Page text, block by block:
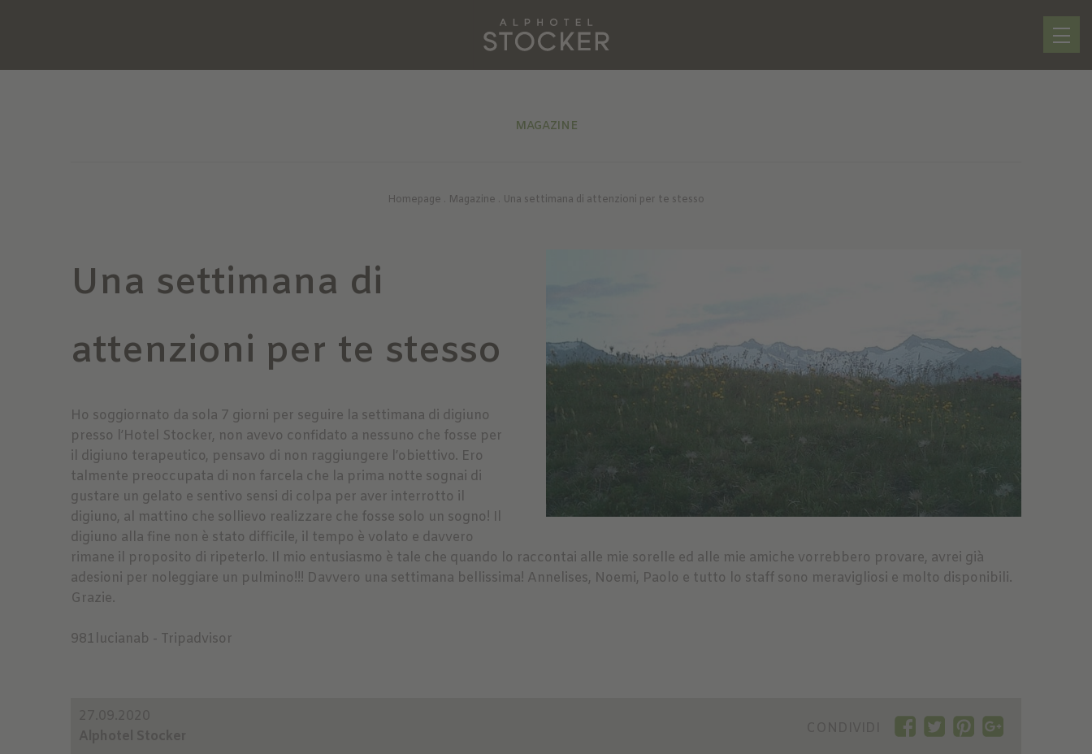
MAGAZINE
Homepage . Magazine . Una settimana di attenzioni per te stesso
Una settimana di
attenzioni per te stesso
Ho soggiornato da sola 7 giorni per seguire la settimana di digiuno
presso l’Hotel Stocker, non avevo confidato a nessuno che fosse per
il digiuno terapeutico, pensavo di non raggiungere l’obiettivo. Ero
talmente preoccupata di non farcela che la prima notte sognai di
gustare un gelato e sentivo sensi di colpa per aver interrotto il
digiuno, al mattino che sollievo realizzare che fosse solo un sogno! Il
digiuno alla fine non è stato difficile, il tempo è volato e davvero
rimane il proposito di ripeterlo. Il mio entusiasmo è tale che quando lo raccontai alle mie sorelle ed alle mie amiche vorrebbero provare, avrei già
adesioni per noleggiare un pulmino!!! Davvero una settimana bellissima! Annelises, Noemi, Paolo e tutto lo staff sono meravigliosi e molto disponibili.
Grazie.
981lucianab - Tripadvisor